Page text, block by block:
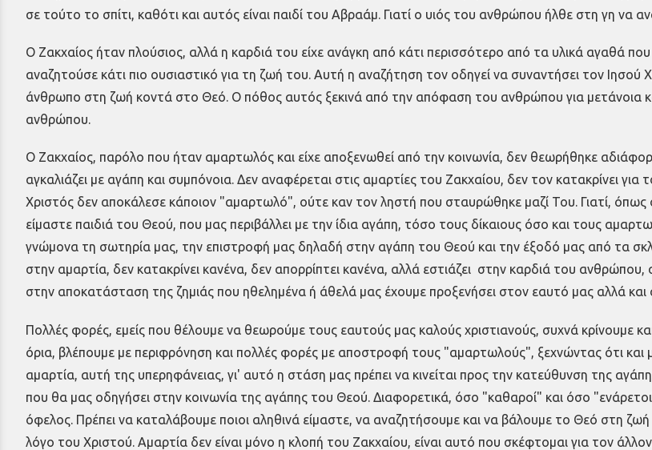
σε τούτο το σπίτι, καθότι και αυτός είναι παιδί του Αβραάμ. Γιατί ο υιός του ανθρώπου ήλθε στη γη να
Ο Ζακχαίος ήταν πλούσιος, αλλά η καρδιά του είχε ανάγκη από κάτι περισσότερο από τα υλικά αγαθά
αναζητούσε κάτι πιο ουσιαστικό για τη ζωή του. Αυτή η αναζήτηση τον οδηγεί να συναντήσει τον
άνθρωπο στη ζωή κοντά στο Θεό. Ο πόθος αυτός ξεκινά από την απόφαση του ανθρώπου για μετάνοια
ανθρώπου.
Ο Ζακχαίος, παρόλο που ήταν αμαρτωλός και είχε αποξενωθεί από την κοινωνία, δεν θεωρήθηκε
αγκαλιάζει με αγάπη και συμπόνοια. Δεν αναφέρεται στις αμαρτίες του Ζακχαίου, δεν τον κατακρίνει
Χριστός δεν αποκάλεσε κάποιον "αμαρτωλό", ούτε καν τον ληστή που σταυρώθηκε μαζί Του. Γιατί, όπως
είμαστε παιδιά του Θεού, που μας περιβάλλει με την ίδια αγάπη, τόσο τους δίκαιους όσο και τους
γνώμονα τη σωτηρία μας, την επιστροφή μας δηλαδή στην αγάπη του Θεού και την έξοδό μας από τα
στην αμαρτία, δεν κατακρίνει κανένα, δεν απορρίπτει κανένα, αλλά εστιάζει στην καρδιά του
στην αποκατάσταση της ζημιάς που ηθελημένα ή άθελά μας έχουμε προξενήσει στον εαυτό μας αλλά
Πολλές φορές, εμείς που θέλουμε να θεωρούμε τους εαυτούς μας καλούς χριστιανούς, συχνά κρίνουμε
όρια, βλέπουμε με περιφρόνηση και πολλές φορές με αποστροφή τους "αμαρτωλούς", ξεχνώντας ότι
αμαρτία, αυτή της υπερηφάνειας, γι' αυτό η στάση μας πρέπει να κινείται προς την κατεύθυνση της
που θα μας οδηγήσει στην κοινωνία της αγάπης του Θεού. Διαφορετικά, όσο "καθαροί" και όσο
όφελος. Πρέπει να καταλάβουμε ποιοι αληθινά είμαστε, να αναζητήσουμε και να βάλουμε το Θεό στη
λόγο του Χριστού. Αμαρτία δεν είναι μόνο η κλοπή του Ζακχαίου, είναι αυτό που σκέφτομαι για τον